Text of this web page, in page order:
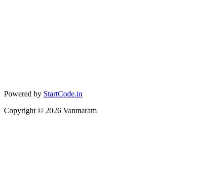
Powered by StartCode.in
Copyright © 2026 Vanmaram